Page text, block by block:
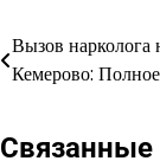
Навигация
по
Вызов нарколога
Кемерово:
Связанные